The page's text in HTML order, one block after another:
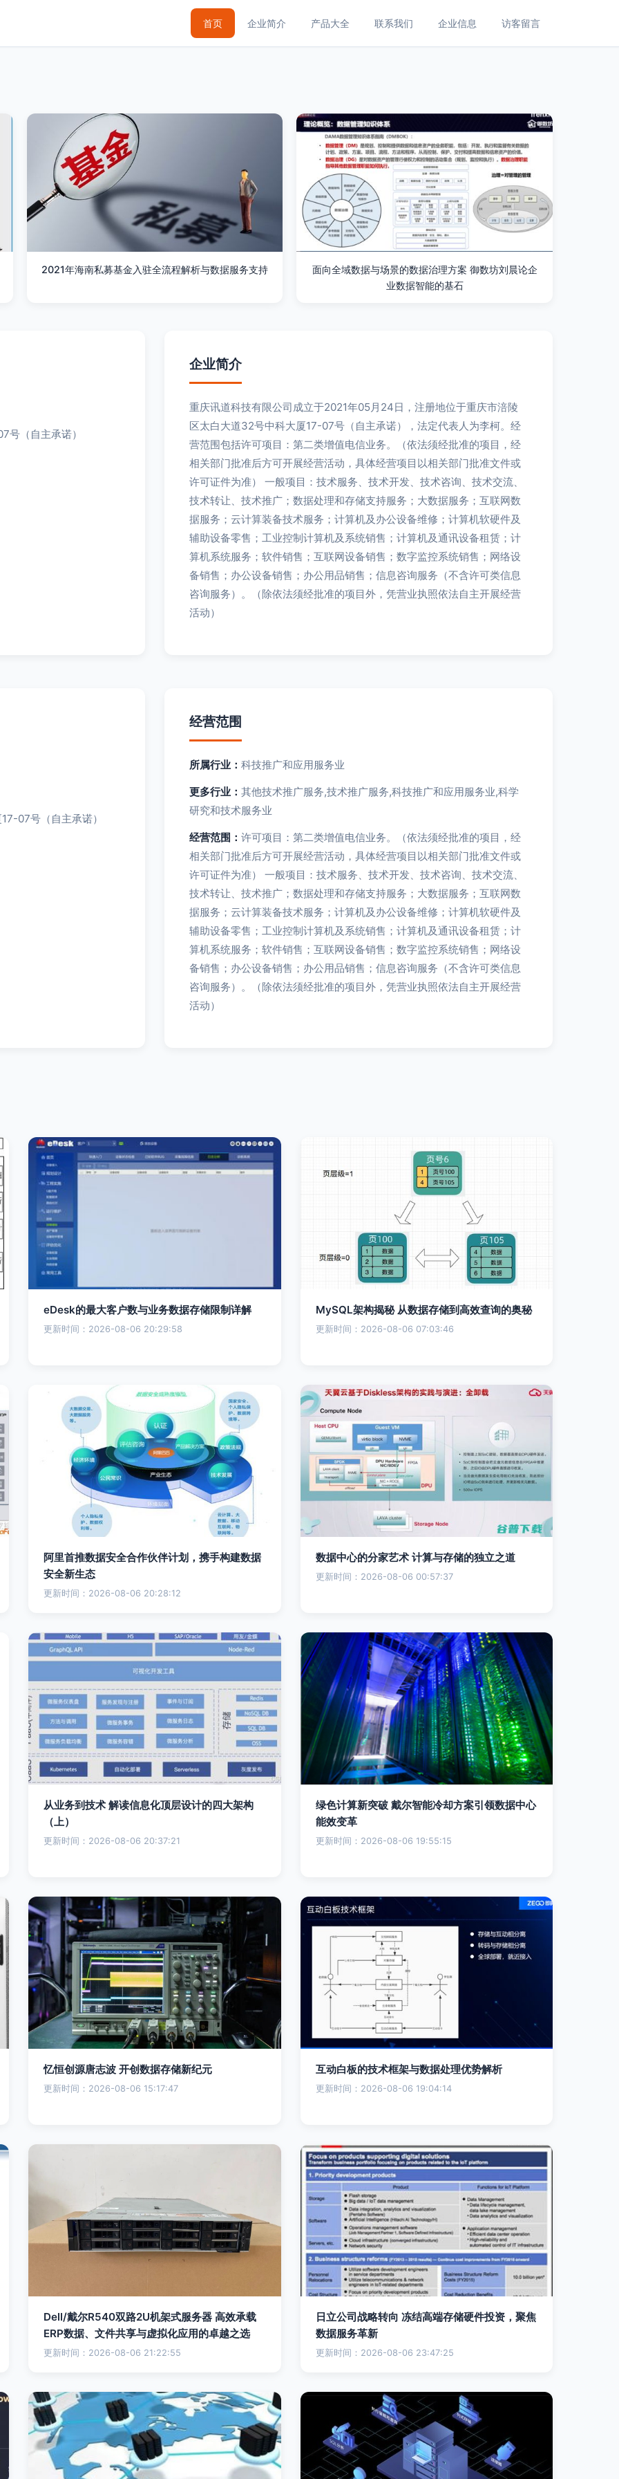
首页 企业简介 产品大全 联系我们 企业信息 访客留言
2021年海南私募基金入驻全流程解析与数据服务支持
面向全域数据与场景的数据治理方案 御数坊刘晨论企
业数据智能的基石
号（自主承诺）
企业简介
重庆讯道科技有限公司成立于2021年05月24日，注册地位于重庆市涪陵
区太白大道32号中科大厦17-07号（自主承诺），法定代表人为李柯。经
营范围包括许可项目：第二类增值电信业务。（依法须经批准的项目，经
相关部门批准后方可开展经营活动，具体经营项目以相关部门批准文件或
许可证件为准） 一般项目：技术服务、技术开发、技术咨询、技术交流、
技术转让、技术推广；数据处理和存储支持服务；大数据服务；互联网数
据服务；云计算装备技术服务；计算机及办公设备维修；计算机软硬件及
辅助设备零售；工业控制计算机及系统销售；计算机及通讯设备租赁；计
算机系统服务；软件销售；互联网设备销售；数字监控系统销售；网络设
备销售；办公设备销售；办公用品销售；信息咨询服务（不含许可类信息
咨询服务）。（除依法须经批准的项目外，凭营业执照依法自主开展经营
活动）
07号（自主承诺）
经营范围
所属行业： 科技推广和应用服务业
更多行业： 其他技术推广服务,技术推广服务,科技推广和应用服务业,科学
研究和技术服务业
经营范围： 许可项目：第二类增值电信业务。（依法须经批准的项目，经
相关部门批准后方可开展经营活动，具体经营项目以相关部门批准文件或
许可证件为准） 一般项目：技术服务、技术开发、技术咨询、技术交流、
技术转让、技术推广；数据处理和存储支持服务；大数据服务；互联网数
据服务；云计算装备技术服务；计算机及办公设备维修；计算机软硬件及
辅助设备零售；工业控制计算机及系统销售；计算机及通讯设备租赁；计
算机系统服务；软件销售；互联网设备销售；数字监控系统销售；网络设
备销售；办公设备销售；办公用品销售；信息咨询服务（不含许可类信息
咨询服务）。（除依法须经批准的项目外，凭营业执照依法自主开展经营
活动）
eDesk的最大客户数与业务数据存储限制详解
更新时间：2026-08-06 20:29:58
MySQL架构揭秘 从数据存储到高效查询的奥秘
更新时间：2026-08-06 07:03:46
阿里首推数据安全合作伙伴计划，携手构建数据
安全新生态
更新时间：2026-08-06 20:28:12
数据中心的分家艺术 计算与存储的独立之道
更新时间：2026-08-06 00:57:37
从业务到技术 解读信息化顶层设计的四大架构
（上）
更新时间：2026-08-06 20:37:21
绿色计算新突破 戴尔智能冷却方案引领数据中心
能效变革
更新时间：2026-08-06 19:55:15
忆恒创源唐志波 开创数据存储新纪元
更新时间：2026-08-06 15:17:47
互动白板的技术框架与数据处理优势解析
更新时间：2026-08-06 19:04:14
Dell/戴尔R540双路2U机架式服务器 高效承载
ERP数据、文件共享与虚拟化应用的卓越之选
更新时间：2026-08-06 21:22:55
日立公司战略转向 冻结高端存储硬件投资，聚焦
数据服务革新
更新时间：2026-08-06 23:47:25